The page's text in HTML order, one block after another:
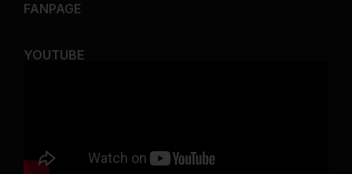
FANPAGE
YOUTUBE